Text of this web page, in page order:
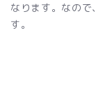
なります。なので
す。